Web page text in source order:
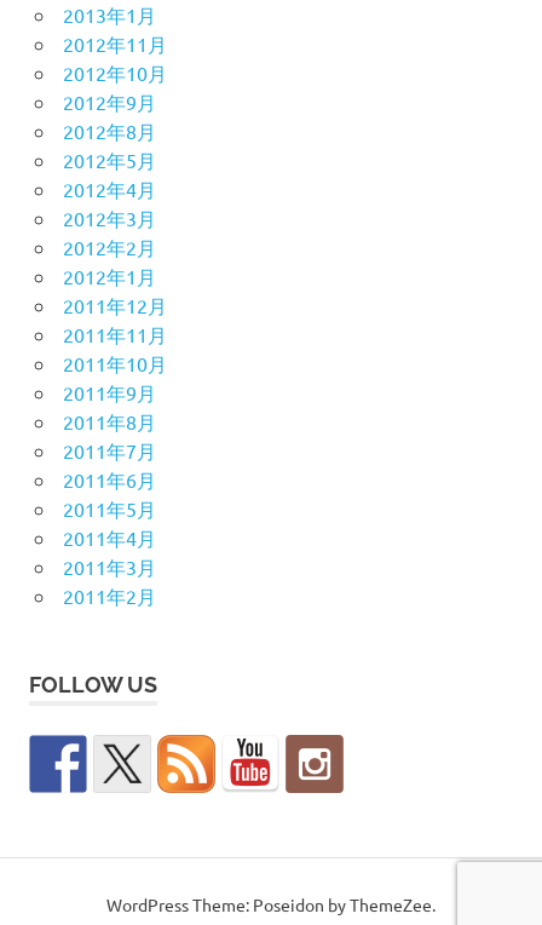
2013年1月
2012年11月
2012年10月
2012年9月
2012年8月
2012年5月
2012年4月
2012年3月
2012年2月
2012年1月
2011年12月
2011年11月
2011年10月
2011年9月
2011年8月
2011年7月
2011年6月
2011年5月
2011年4月
2011年3月
2011年2月
FOLLOW US
WordPress Theme: Poseidon by ThemeZee.